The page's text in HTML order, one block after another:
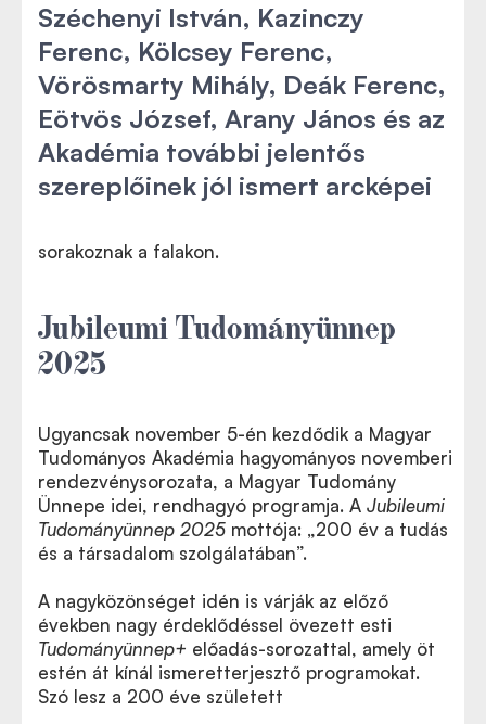
Széchenyi István, Kazinczy
Ferenc, Kölcsey Ferenc,
Vörösmarty Mihály, Deák Ferenc,
Eötvös József, Arany János és az
Akadémia további jelentős
szereplőinek jól ismert arcképei
sorakoznak a falakon.
Jubileumi Tudományünnep
2025
Ugyancsak november 5-én kezdődik a Magyar
Tudományos Akadémia hagyományos novemberi
rendezvénysorozata, a Magyar Tudomány
Ünnepe idei, rendhagyó programja. A Jubileumi
Tudományünnep 2025 mottója: „200 év a tudás
és a társadalom szolgálatában”.
A nagyközönséget idén is várják az előző
években nagy érdeklődéssel övezett esti
Tudományünnep+ előadás-sorozattal, amely öt
estén át kínál ismeretterjesztő programokat.
Szó lesz a 200 éve született